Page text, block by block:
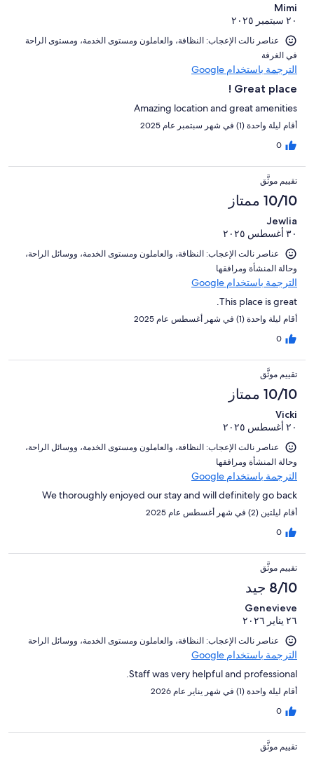
Mimi
٢٠ سبتمبر ٢٠٢٥
عناصر نالت الإعجاب: ⁦النظافة⁩، و⁦العاملون ومستوى الخدمة⁩، و⁦مستوى الراحة
في الغرفة⁩
الترجمة باستخدام Google
Great place !
Amazing location and great amenities
أقام ليلة واحدة (1) في شهر سبتمبر عام 2025
0
تقييم موثَّق
10/10 ممتاز
Jewlia
٣٠ أغسطس ٢٠٢٥
عناصر نالت الإعجاب: ⁦النظافة⁩، و⁦العاملون ومستوى الخدمة⁩، و⁦وسائل الراحة⁩،
و⁦حالة المنشأة ومرافقها⁩
الترجمة باستخدام Google
This place is great.
أقام ليلة واحدة (1) في شهر أغسطس عام 2025
0
تقييم موثَّق
10/10 ممتاز
Vicki
٢٠ أغسطس ٢٠٢٥
عناصر نالت الإعجاب: ⁦النظافة⁩، و⁦العاملون ومستوى الخدمة⁩، و⁦وسائل الراحة⁩،
و⁦حالة المنشأة ومرافقها⁩
الترجمة باستخدام Google
We thoroughly enjoyed our stay and will definitely go back
أقام ليلتين (2) في شهر أغسطس عام 2025
0
تقييم موثَّق
8/10 جيد
Genevieve
٢٦ يناير ٢٠٢٦
عناصر نالت الإعجاب: ⁦النظافة⁩، و⁦العاملون ومستوى الخدمة⁩، و⁦وسائل الراحة⁩
الترجمة باستخدام Google
Staff was very helpful and professional.
أقام ليلة واحدة (1) في شهر يناير عام 2026
0
تقييم موثَّق